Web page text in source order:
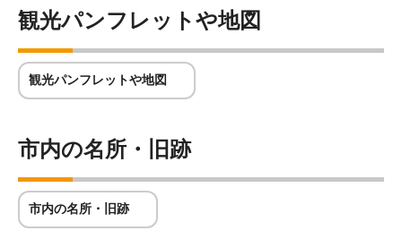
観光パンフレットや地図
観光パンフレットや地図
市内の名所・旧跡
市内の名所・旧跡